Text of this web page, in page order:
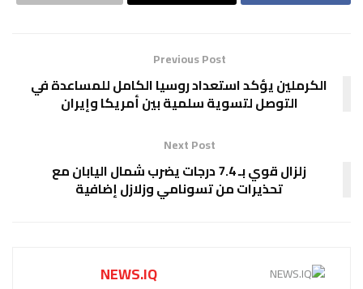
Previous Post
الكرملين يؤكد استعداد روسيا الكامل للمساعدة في
التوصل لتسوية سلمية بين أمريكا وإيران
Next Post
زلزال قوي بـ 7.4 درجات يضرب شمال اليابان مع
تحذيرات من تسونامي وزلازل إضافية
NEWS.IQ